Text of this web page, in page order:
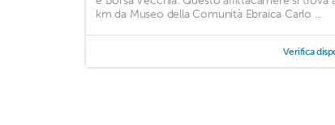
km da Museo della Comunità Ebraica Carlo ...
Verifica